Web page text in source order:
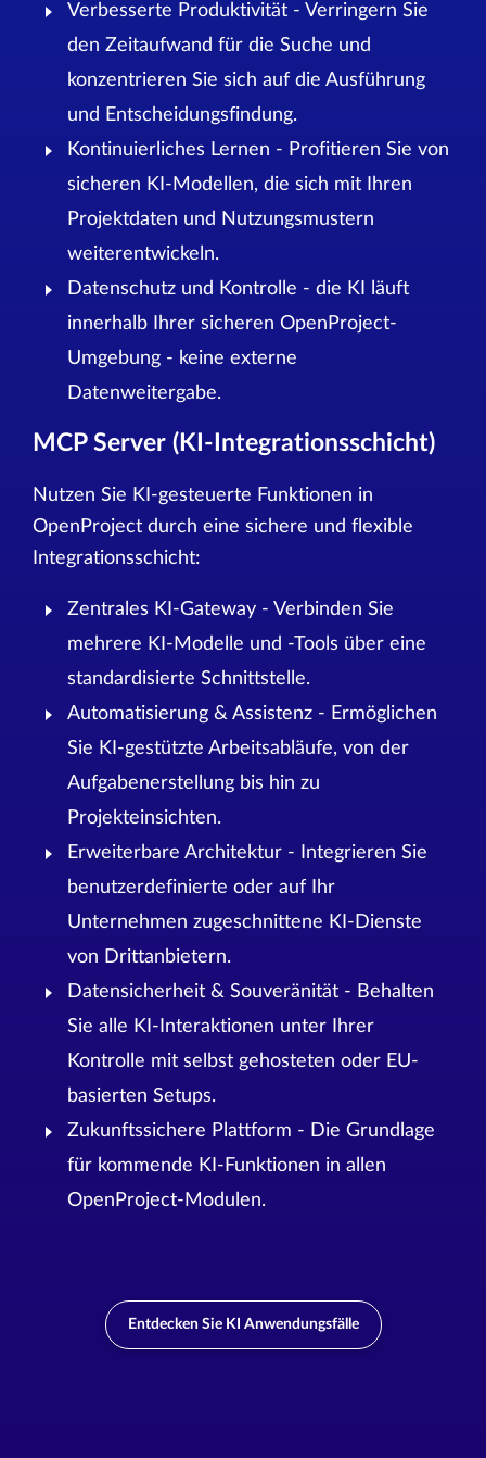
Verbesserte Produktivität - Verringern Sie
den Zeitaufwand für die Suche und
konzentrieren Sie sich auf die Ausführung
und Entscheidungsfindung.
Kontinuierliches Lernen - Profitieren Sie von
sicheren KI-Modellen, die sich mit Ihren
Projektdaten und Nutzungsmustern
weiterentwickeln.
Datenschutz und Kontrolle - die KI läuft
innerhalb Ihrer sicheren OpenProject-
Umgebung - keine externe
Datenweitergabe.
MCP Server (KI-Integrationsschicht)
Nutzen Sie KI-gesteuerte Funktionen in
OpenProject durch eine sichere und flexible
Integrationsschicht:
Zentrales KI-Gateway - Verbinden Sie
mehrere KI-Modelle und -Tools über eine
standardisierte Schnittstelle.
Automatisierung & Assistenz - Ermöglichen
Sie KI-gestützte Arbeitsabläufe, von der
Aufgabenerstellung bis hin zu
Projekteinsichten.
Erweiterbare Architektur - Integrieren Sie
benutzerdefinierte oder auf Ihr
Unternehmen zugeschnittene KI-Dienste
von Drittanbietern.
Datensicherheit & Souveränität - Behalten
Sie alle KI-Interaktionen unter Ihrer
Kontrolle mit selbst gehosteten oder EU-
basierten Setups.
Zukunftssichere Plattform - Die Grundlage
für kommende KI-Funktionen in allen
OpenProject-Modulen.
Entdecken Sie KI Anwendungsfälle